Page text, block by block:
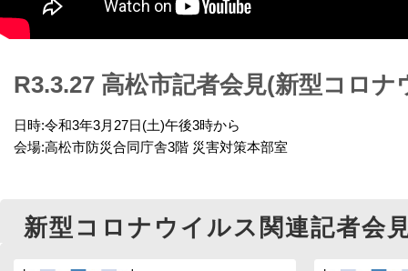
R3.3.27 高松市記者会見(新型コロナ
日時:令和3年3月27日(土)午後3時から
会場:高松市防災合同庁舎3階 災害対策本部室
新型コロナウイルス関連記者会